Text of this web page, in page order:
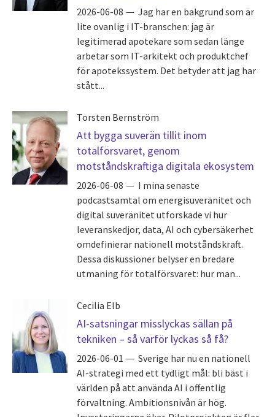
2026-06-08
Jag har en bakgrund som är
lite ovanlig i IT-branschen: jag är
legitimerad apotekare som sedan länge
arbetar som IT-arkitekt och produktchef
för apotekssystem. Det betyder att jag har
stått...
Torsten Bernström
Att bygga suverän tillit inom
totalförsvaret, genom
motståndskraftiga digitala ekosystem
2026-06-08
I mina senaste
podcastsamtal om energisuveränitet och
digital suveränitet utforskade vi hur
leveranskedjor, data, AI och cybersäkerhet
omdefinierar nationell motståndskraft.
Dessa diskussioner belyser en bredare
utmaning för totalförsvaret: hur man...
Cecilia Elb
AI-satsningar misslyckas sällan på
tekniken – så varför lyckas så få?
2026-06-01
Sverige har nu en nationell
AI-strategi med ett tydligt mål: bli bäst i
världen på att använda AI i offentlig
förvaltning. Ambitionsnivån är hög.